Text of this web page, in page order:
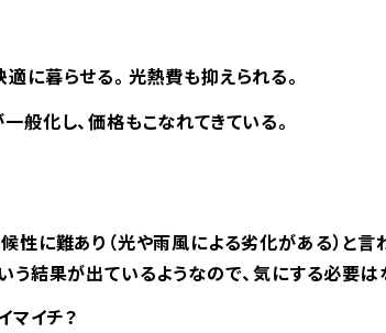
に暮らせる。光熱費も抑えられる。
般化し、価格もこなれてきている。
性に難あり（光や雨風による劣化がある）と
う結果が出ているようなので、気にする必要は
マイチ？